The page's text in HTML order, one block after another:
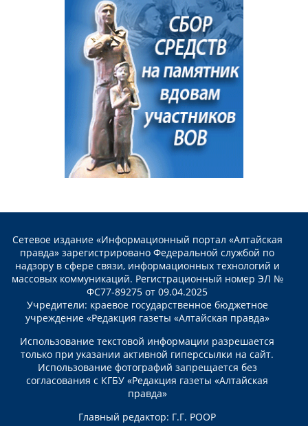
Сетевое издание «Информационный портал «Алтайская
правда» зарегистрировано Федеральной службой по
надзору в сфере связи, информационных технологий и
массовых коммуникаций. Регистрационный номер ЭЛ №
ФС77-89275 от 09.04.2025
Учредители: краевое государственное бюджетное
учреждение «Редакция газеты «Алтайская правда»
Использование текстовой информации разрешается
только при указании активной гиперссылки на сайт.
Использование фотографий запрещается без
согласования с КГБУ «Редакция газеты «Алтайская
правда»
Главный редактор: Г.Г. РООР